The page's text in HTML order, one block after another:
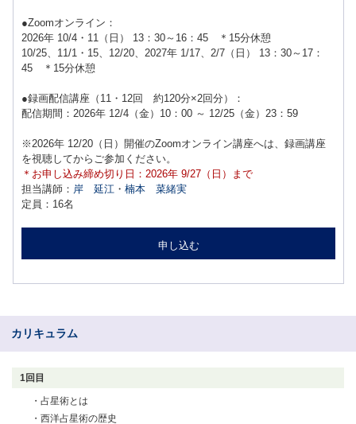
●Zoomオンライン：
2026年 10/4・11（日） 13：30～16：45 ＊15分休憩
10/25、11/1・15、12/20、2027年 1/17、2/7（日） 13：30～17：
45 ＊15分休憩
●録画配信講座（11・12回 約120分×2回分）：
配信期間：2026年 12/4（金）10：00 ～ 12/25（金）23：59
※2026年 12/20（日）開催のZoomオンライン講座へは、録画講座
を視聴してからご参加ください。
＊お申し込み締め切り日：2026年 9/27（日）まで
担当講師： 岸 延江 ・ 楠本 菜緒実
定員：16名
申し込む
カリキュラム
1回目
・占星術とは
・西洋占星術の歴史